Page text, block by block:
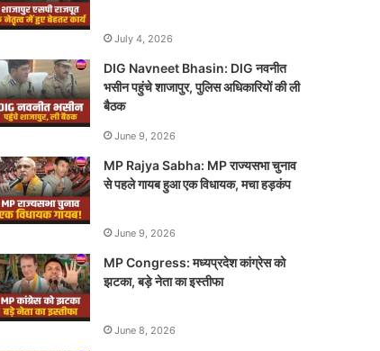
July 4, 2026
DIG Navneet Bhasin: DIG नवनीत
भसीन पहुंचे शाजापुर, पुलिस अधिकारियों की ली
बैठक
June 9, 2026
MP Rajya Sabha: MP राज्यसभा चुनाव
से पहले गायब हुआ एक विधायक, मचा हड़कंप
June 9, 2026
MP Congress: मध्यप्रदेश कांग्रेस को
झटका, बड़े नेता का इस्तीफा
June 8, 2026